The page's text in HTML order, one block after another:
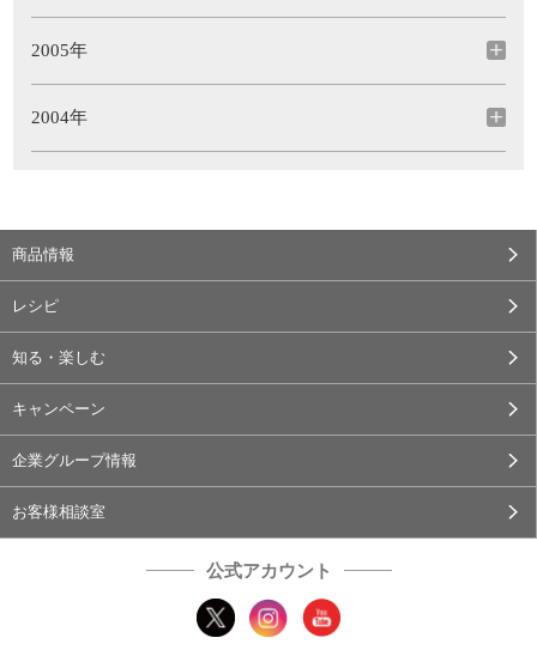
2005年
2004年
商品情報
レシピ
知る・楽しむ
キャンペーン
企業グループ情報
お客様相談室
公式アカウント